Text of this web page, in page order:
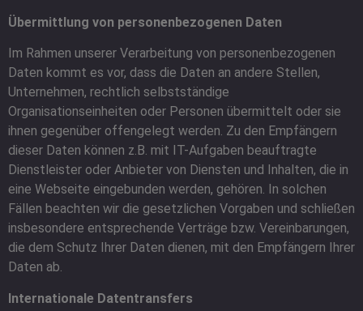
Übermittlung von personenbezogenen Daten
Im Rahmen unserer Verarbeitung von personenbezogenen
Daten kommt es vor, dass die Daten an andere Stellen,
Unternehmen, rechtlich selbstständige
Organisationseinheiten oder Personen übermittelt oder sie
ihnen gegenüber offengelegt werden. Zu den Empfängern
dieser Daten können z.B. mit IT-Aufgaben beauftragte
Dienstleister oder Anbieter von Diensten und Inhalten, die in
eine Webseite eingebunden werden, gehören. In solchen
Fällen beachten wir die gesetzlichen Vorgaben und schließen
insbesondere entsprechende Verträge bzw. Vereinbarungen,
die dem Schutz Ihrer Daten dienen, mit den Empfängern Ihrer
Daten ab.
Internationale Datentransfers